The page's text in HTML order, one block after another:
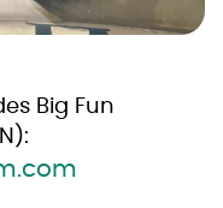
Big Fun